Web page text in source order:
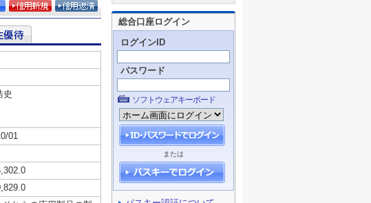
総合口座ログイン
ログインID
パスワード
ソフトウェアキーボード
または